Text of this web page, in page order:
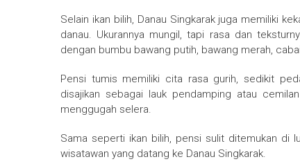
Selain ikan bilih, Danau Singkarak juga memiliki
danau. Ukurannya mungil, tapi rasa dan
dengan bumbu bawang putih, bawang merah,
Pensi tumis memiliki cita rasa gurih, sedikit
disajikan sebagai lauk pendamping atau
menggugah selera.
Sama seperti ikan bilih, pensi sulit ditemukan di
wisatawan yang datang ke Danau Singkarak.